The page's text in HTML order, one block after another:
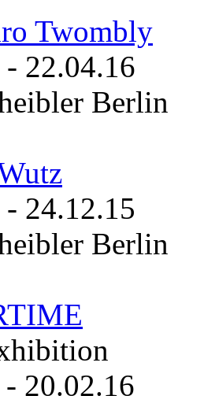
Twombly
- 22.04.16
Berlin
- 24.12.15
Berlin
- 20.02.16